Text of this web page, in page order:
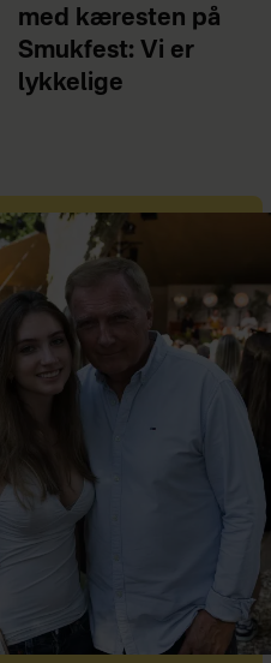
med kæresten på
Smukfest: Vi er
lykkelige